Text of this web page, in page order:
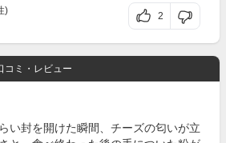
)
2
コミ・レビュー
い封を開けた瞬間、チーズの匂いが立